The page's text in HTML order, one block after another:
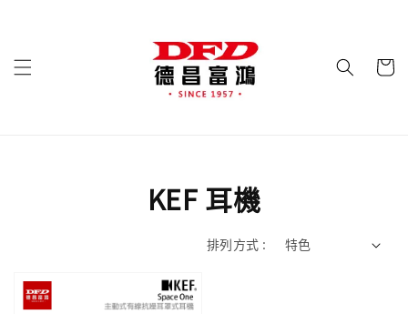
KEF 耳機
排列方式 :